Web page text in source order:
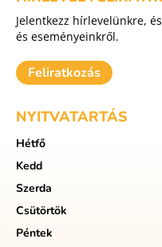
Jelentkezz hírlevelünkre,
és eseményeinkről.
Feliratkozás
NYITVATARTÁS
Hétfő
Kedd
Szerda
Csütörtök
Péntek